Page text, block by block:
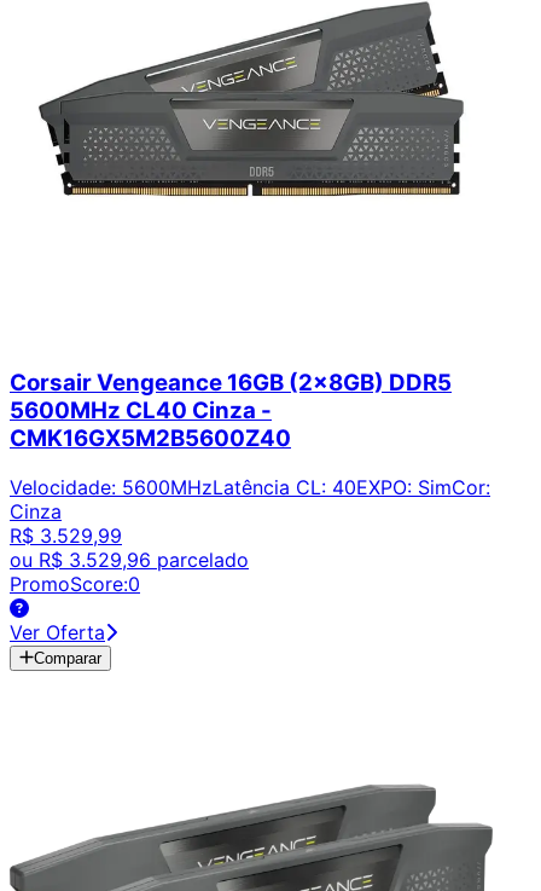
Corsair Vengeance 16GB (2x8GB) DDR5
5600MHz CL40 Cinza -
CMK16GX5M2B5600Z40
Velocidade: 5600MHzLatência CL: 40EXPO: SimCor:
Cinza
R$ 3.529,99
ou R$ 3.529,96 parcelado
PromoScore:0
Ver Oferta
Comparar